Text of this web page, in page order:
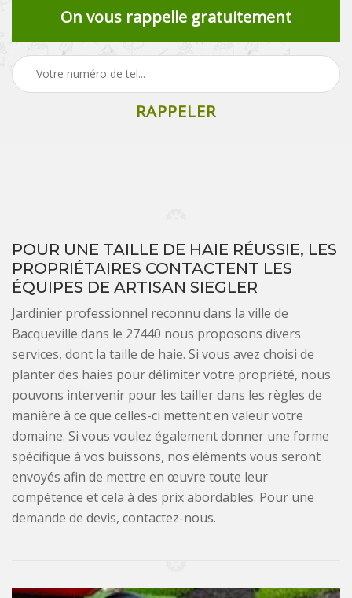
On vous rappelle gratuitement
POUR UNE TAILLE DE HAIE RÉUSSIE, LES
PROPRIÉTAIRES CONTACTENT LES
ÉQUIPES DE ARTISAN SIEGLER
Jardinier professionnel reconnu dans la ville de
Bacqueville dans le 27440 nous proposons divers
services, dont la taille de haie. Si vous avez choisi de
planter des haies pour délimiter votre propriété, nous
pouvons intervenir pour les tailler dans les règles de
manière à ce que celles-ci mettent en valeur votre
domaine. Si vous voulez également donner une forme
spécifique à vos buissons, nos éléments vous seront
envoyés afin de mettre en œuvre toute leur
compétence et cela à des prix abordables. Pour une
demande de devis, contactez-nous.